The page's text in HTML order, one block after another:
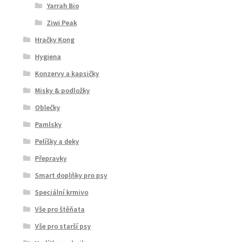
Yarrah Bio
Ziwi Peak
Hračky Kong
Hygiena
Konzervy a kapsičky
Misky & podložky
Oblečky
Pamlsky
Pelíšky a deky
Přepravky
Smart doplňky pro psy
Speciální krmivo
Vše pro štěňata
Vše pro starší psy